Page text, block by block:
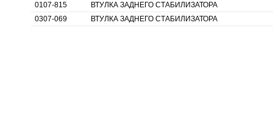
0107-815
ВТУЛКА ЗАДНЕГО СТАБИЛИЗАТОРА
0307-069
ВТУЛКА ЗАДНЕГО СТАБИЛИЗАТОРА